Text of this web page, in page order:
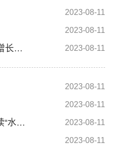
2023-08-11
2023-08-11
港股异动 | 李宁(02331)高开6% 公司发布中期业绩收入140.19亿元 同比增长13% 2023-08-11
2023-08-11
2023-08-11
蒲松龄故居因刀郎新歌爆火 其后人称《聊斋志异》教人行善行孝、推荐读“水灾”这篇 2023-08-11
2023-08-11